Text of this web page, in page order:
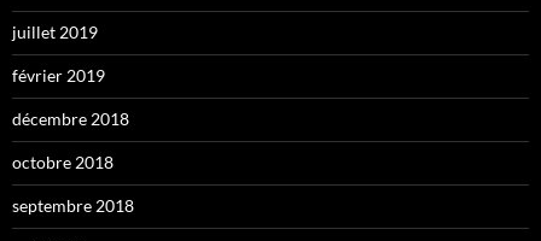
juillet 2019
février 2019
décembre 2018
octobre 2018
septembre 2018